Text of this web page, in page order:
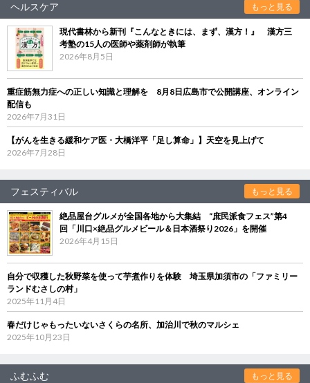
ヘルスケア もっと見る
現代書林から新刊『こんなときには、まず、漢方！』 漢方三
考塾の15人の医師や薬剤師が執筆
2026年8月5日
重症筋無力症への正しい知識と理解を 8月8日広島市で公開講座、オンライン
配信も
2026年7月31日
【がんを生きる緩和ケア医・大橋洋平「足し算命」】天空を見上げて
2026年7月28日
フェスティバル もっと見る
絶品屋台グルメが全国各地から大集結 “庶民派食フェス”第4
回「川口×絶品グルメビール＆日本酒祭り2026」を開催
2026年4月15日
自分で収穫した秋野菜を使って芋煮作りを体験 埼玉県加須市の「ファミリー
ランドむさしの村」
2025年11月4日
春だけじゃもったいないさくらの名所、加治川で秋のマルシェ
2025年10月23日
ふむふむ もっと見る